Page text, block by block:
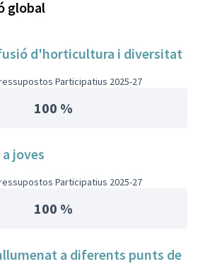
global
d'horticultura i diversitat
Participatius 2025-27
100 %
joves
Participatius 2025-27
100 %
a diferents punts de